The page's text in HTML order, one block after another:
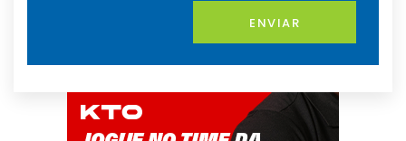
ENVIAR